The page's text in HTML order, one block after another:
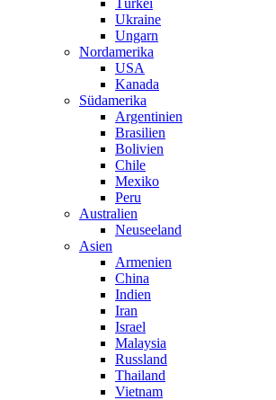
Türkei
Ukraine
Ungarn
Nordamerika
USA
Kanada
Südamerika
Argentinien
Brasilien
Bolivien
Chile
Mexiko
Peru
Australien
Neuseeland
Asien
Armenien
China
Indien
Iran
Israel
Malaysia
Russland
Thailand
Vietnam